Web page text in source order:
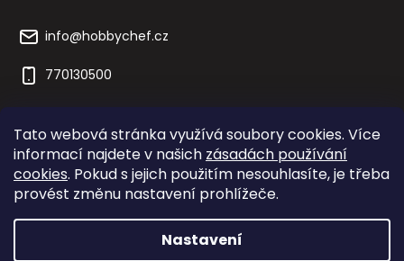
Tato webová stránka využívá soubory cookies. Více
informací najdete v našich zásadách používání
cookies. Pokud s jejich použitím nesouhlasíte, je třeba
provést změnu nastavení prohlížeče.
Nastavení
info@hobbychef.cz
770130500
yaxell.jp yaxell.cz cobb-gril.cz